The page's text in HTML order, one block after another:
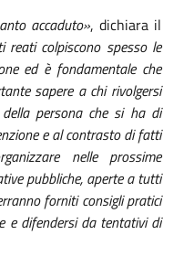
accaduto», dichiara il
reati colpiscono spesso le
ed è fondamentale che
sapere a chi rivolgersi
persona che si ha di
e al contrasto di fatti
nelle prossime
pubbliche, aperte a tutti
forniti consigli pratici
e difendersi da tentativi di